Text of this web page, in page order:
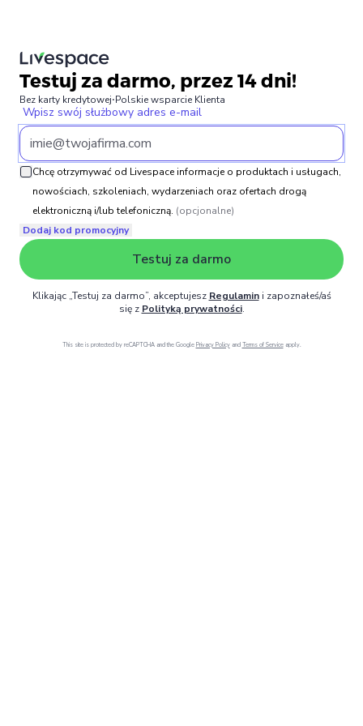
Testuj za darmo, przez 14 dni!
Bez karty kredytowej⋅Polskie wsparcie Klienta
Wpisz swój służbowy adres e-mail
Chcę otrzymywać od Livespace informacje o produktach i usługach,
nowościach, szkoleniach, wydarzeniach oraz ofertach drogą
elektroniczną i/lub telefoniczną. (opcjonalne)
Dodaj kod promocyjny
Testuj za darmo
Klikając „Testuj za darmo”, akceptujesz Regulamini zapoznałeś/aś
się z Polityką prywatności.
This site is protected by reCAPTCHA and the Google Privacy Policy and Terms of Service apply.